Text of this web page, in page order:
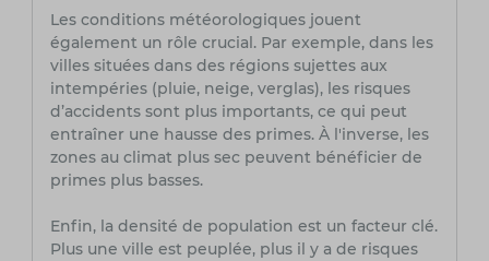
Les conditions météorologiques jouent
également un rôle crucial. Par exemple, dans les
villes situées dans des régions sujettes aux
intempéries (pluie, neige, verglas), les risques
d’accidents sont plus importants, ce qui peut
entraîner une hausse des primes. À l'inverse, les
zones au climat plus sec peuvent bénéficier de
primes plus basses.
Enfin, la densité de population est un facteur clé.
Plus une ville est peuplée, plus il y a de risques